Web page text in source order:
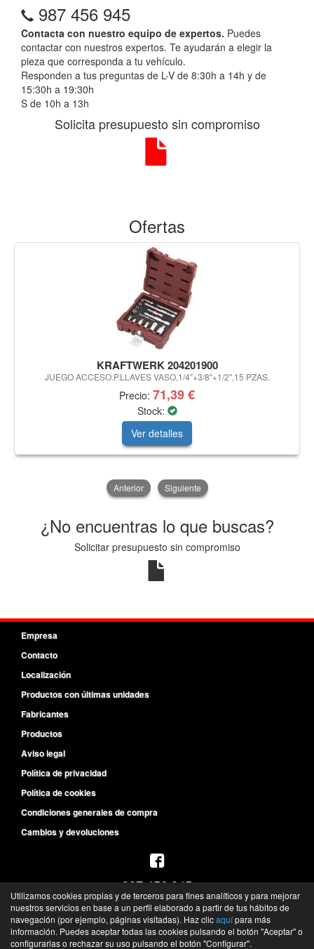
987 456 945
Contacta con nuestro equipo de expertos. Puedes
contactar con nuestros expertos. Te ayudarán a elegir la
pieza que corresponda a tu vehículo.
Responden a tus preguntas de L-V de 8:30h a 14h y de
15:30h a 19:30h
S de 10h a 13h
Solicita presupuesto sin compromiso
Ofertas
KRAFTWERK 204201900
JUEGO ACCESO.P.LLAVES VASO,1/4"+3/8"+1/2",15 PZAS.
Precio: 71,39 €
Stock:
Ver detalles
Anterior Siguiente
¿No encuentras lo que buscas?
Solicitar presupuesto sin compromiso
Empresa
Contacto
Localización
Productos con últimas unidades
Fabricantes
Productos
Aviso legal
Política de privacidad
Política de cookies
Condiciones generales de compra
Cambios y devoluciones
987 456 945
L-V de 8:30h a 14h y de 15:30h a 19:30h
S de 10h a 13h
©Recambios del Primer Equipo- 2026 -Tienda online de recambios de Gira
Utilizamos cookies propias y de terceros para fines analíticos y para mejorar
nuestros servicios en base a un perfil elaborado a partir de tus hábitos de
navegación (por ejemplo, páginas visitadas). Haz clicaquípara más
información. Puedes aceptar todas las cookies pulsando el botón "Aceptar" o
configurarlas o rechazar su uso pulsando el botón "Configurar".